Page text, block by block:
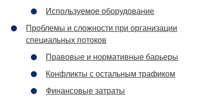
Используемое оборудование
Проблемы и сложности при организации
специальных потоков
Правовые и нормативные барьеры
Конфликты с остальным трафиком
Финансовые затраты